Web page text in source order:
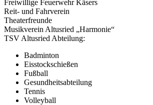
Freiwillige Feuerwehr Käsers
Reit- und Fahrverein
Theaterfreunde
Musikverein Altusried „Harmonie“
TSV Altusried Abteilung:
Badminton
Eisstockschießen
Fußball
Gesundheitsabteilung
Tennis
Volleyball